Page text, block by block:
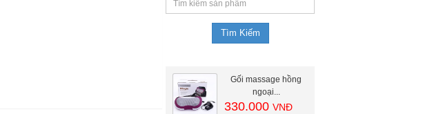
Gối massage hồng
ngoại...
330.000VNĐ